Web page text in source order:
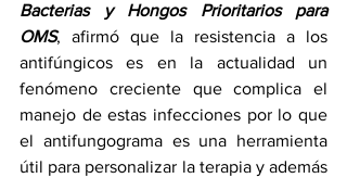
Bacterias y Hongos Prioritarios para
OMS, afirmó que la resistencia a los
antifúngicos es en la actualidad un
fenómeno creciente que complica el
manejo de estas infecciones por lo que
el antifungograma es una herramienta
útil para personalizar la terapia y además